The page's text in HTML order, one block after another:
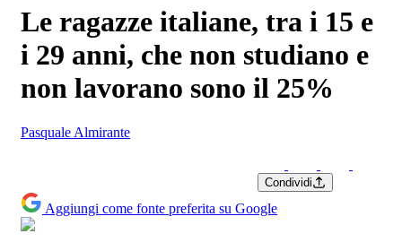
Le ragazze italiane, tra i 15 e
i 29 anni, che non studiano e
non lavorano sono il 25%
Pasquale Almirante
Condividi
Aggiungi come fonte preferita su Google